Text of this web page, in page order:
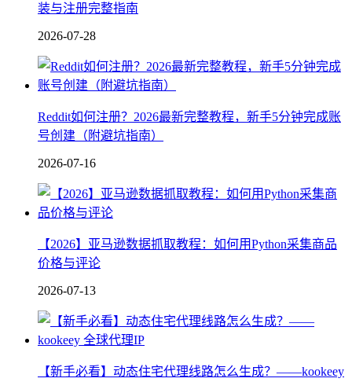
装与注册完整指南
2026-07-28
Reddit如何注册？2026最新完整教程，新手5分钟完成账
号创建（附避坑指南）
2026-07-16
【2026】亚马逊数据抓取教程：如何用Python采集商品
价格与评论
2026-07-13
【新手必看】动态住宅代理线路怎么生成？——kookeey